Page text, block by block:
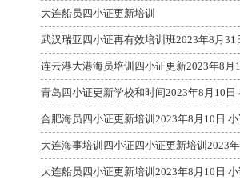
大连船员四小证更新培训